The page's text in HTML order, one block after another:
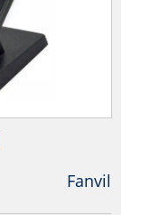
Fanvil